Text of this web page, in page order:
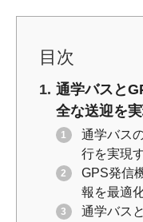
目次
通学バスと
全な送迎を
通学バス
行を実現
GPS発信
報を最適
通学バス